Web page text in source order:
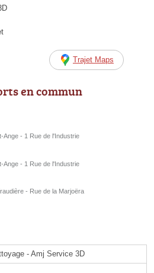
Trajet Maps
en commun
Ange - 1 Rue de l'Industrie
Ange - 1 Rue de l'Industrie
- Rue de la Marjoëra
- Amj Service 3D